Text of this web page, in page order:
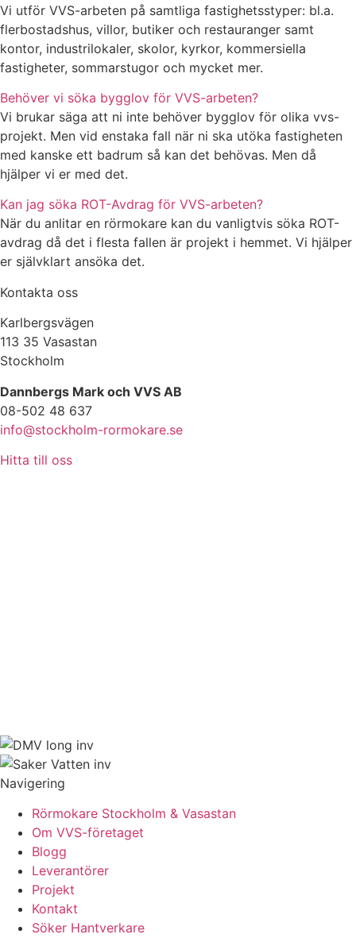
Vi utför VVS-arbeten på samtliga fastighetsstyper: bl.a.
flerbostadshus, villor, butiker och restauranger samt
kontor, industrilokaler, skolor, kyrkor, kommersiella
fastigheter, sommarstugor och mycket mer.
Behöver vi söka bygglov för VVS-arbeten?
Vi brukar säga att ni inte behöver bygglov för olika vvs-
projekt. Men vid enstaka fall när ni ska utöka fastigheten
med kanske ett badrum så kan det behövas. Men då
hjälper vi er med det.
Kan jag söka ROT-Avdrag för VVS-arbeten?
När du anlitar en rörmokare kan du vanligtvis söka ROT-
avdrag då det i flesta fallen är projekt i hemmet. Vi hjälper
er självklart ansöka det.
Kontakta oss
Karlbergsvägen
113 35 Vasastan
Stockholm
Dannbergs Mark och VVS AB
08-502 48 637
info@stockholm-rormokare.se
Hitta till oss
Navigering
Rörmokare Stockholm & Vasastan
Om VVS-företaget
Blogg
Leverantörer
Projekt
Kontakt
Söker Hantverkare